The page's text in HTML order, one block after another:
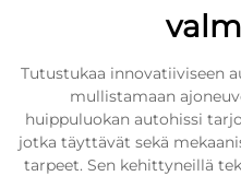
Tutustukaa innovatiiviseen
mullistamaan
huippuluokan autohissi
jotka täyttävät sekä
tarpeet. Sen kehittyneillä